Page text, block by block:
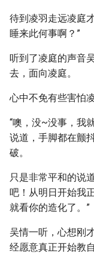
待到凌羽走远凌庭
睡来此何事啊？”
听到了凌庭的声音
去，面向凌庭。
心中不免有些害怕
“噢，没~没事，我
说道，手脚都在颤
破。
只是非常平和的说
吧！从明日开始我
就看你的造化了。”
吴情一听，心想刚
经愿意真正开始教自